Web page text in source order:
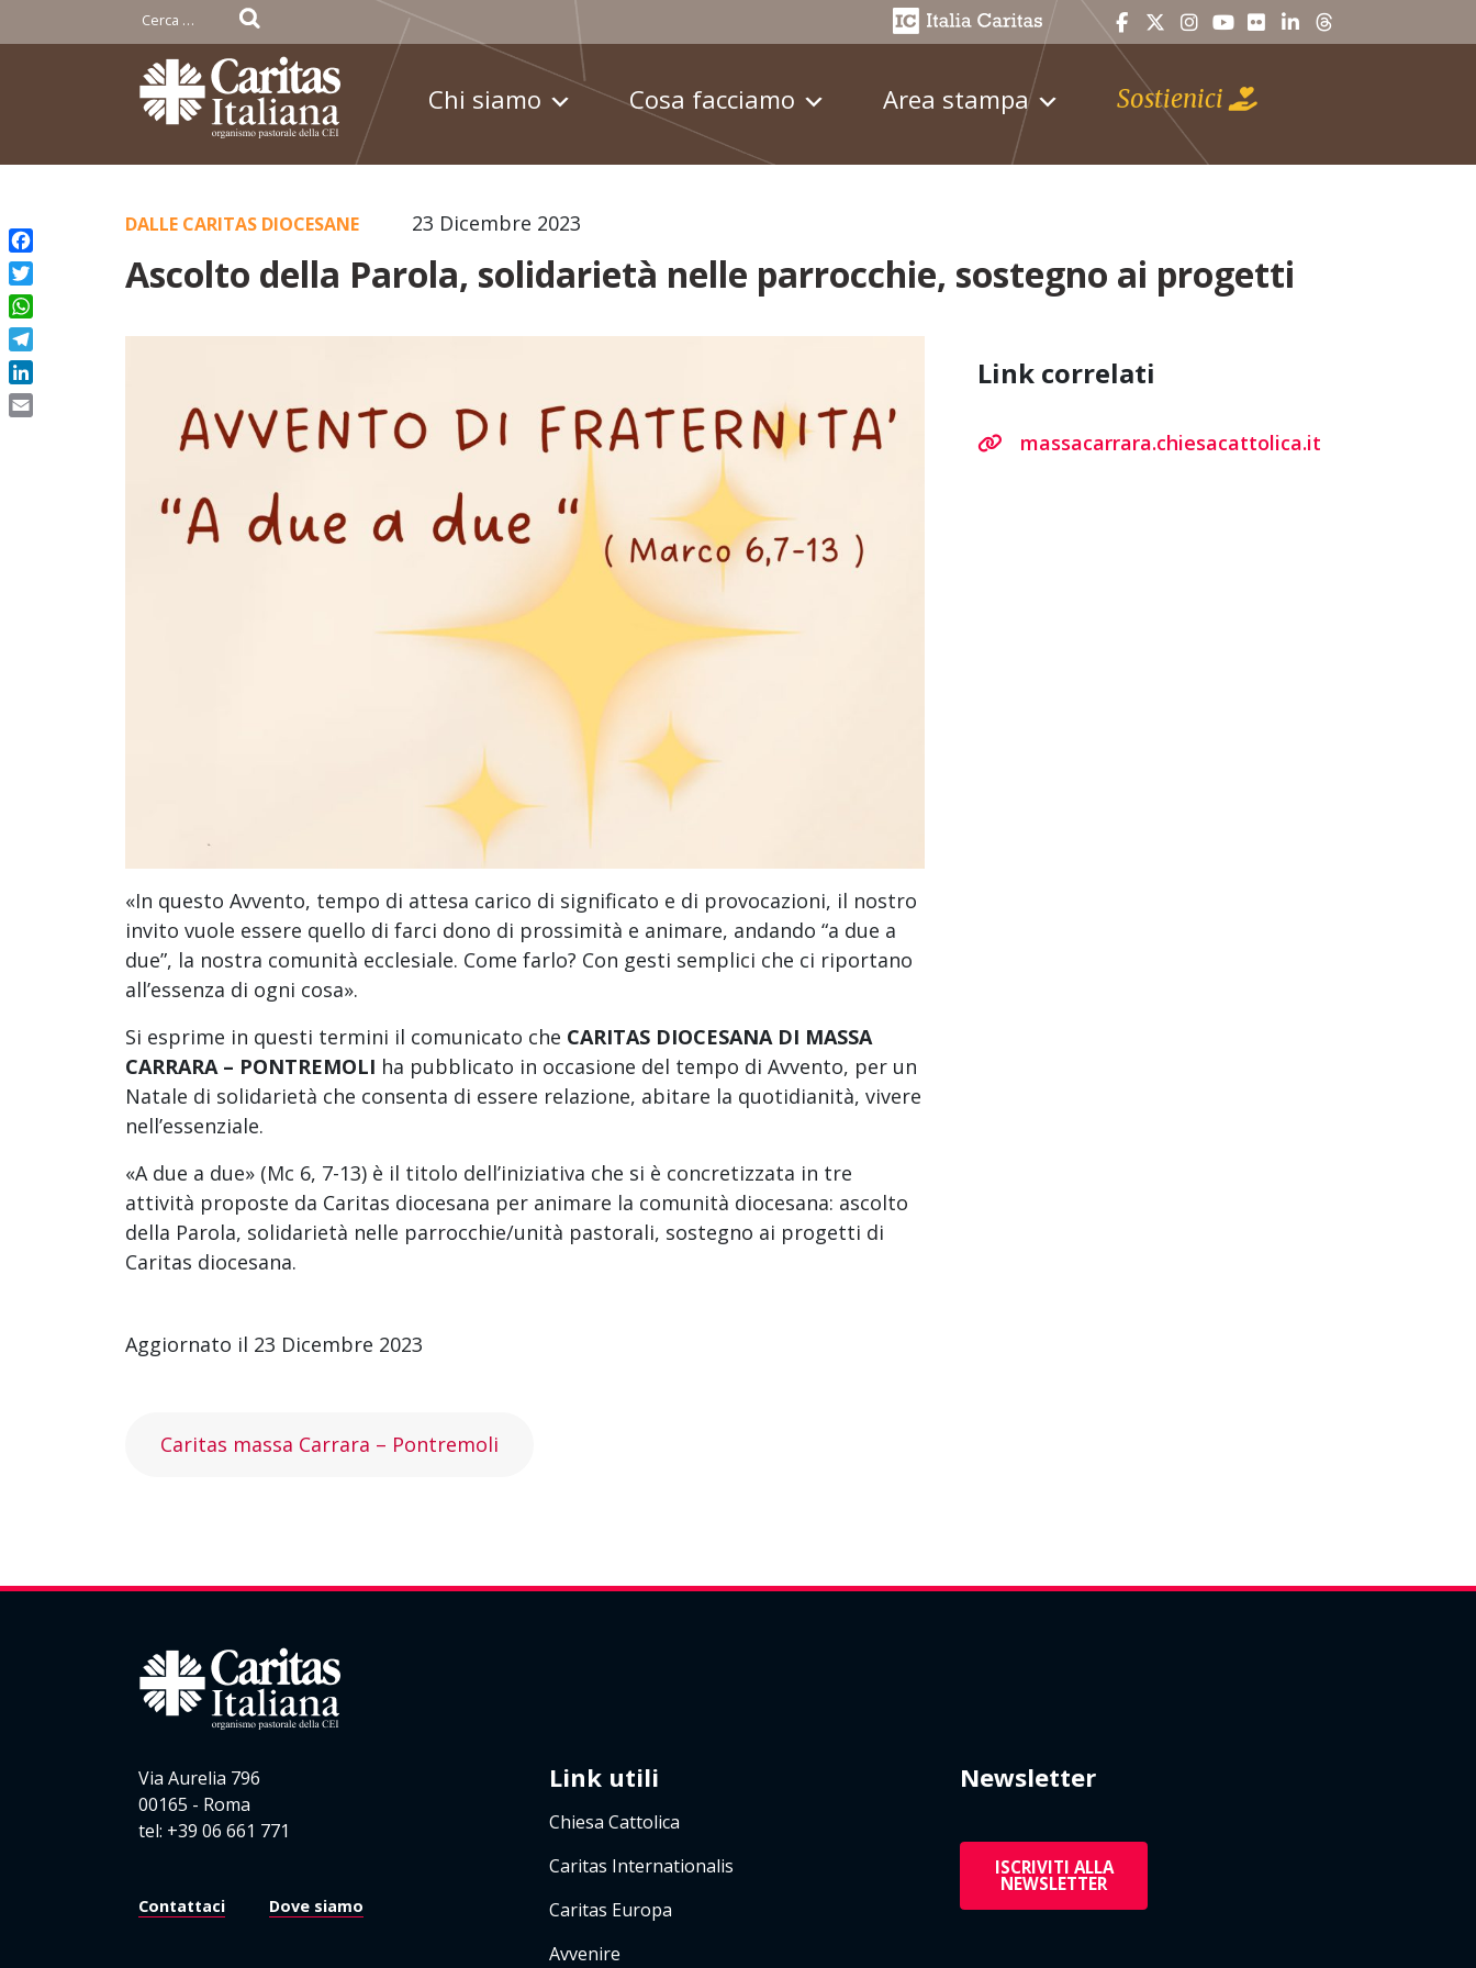
Skip
to
content
Ricerca
per:
Chi siamo Cosa facciamo Area stampa Sostienici
23 Dicembre 2023
DALLE CARITAS DIOCESANE
Ascolto della Parola, solidarietà nelle parrocchie, sostegno ai progetti
«In questo Avvento, tempo di attesa carico di significato e di provocazioni, il nostro
invito vuole essere quello di farci dono di prossimità e animare, andando “a due a
due”, la nostra comunità ecclesiale. Come farlo? Con gesti semplici che ci riportano
all’essenza di ogni cosa».
Si esprime in questi termini il comunicato che CARITAS DIOCESANA DI MASSA
CARRARA – PONTREMOLI ha pubblicato in occasione del tempo di Avvento, per un
Natale di solidarietà che consenta di essere relazione, abitare la quotidianità, vivere
nell’essenziale.
«A due a due» (Mc 6, 7-13) è il titolo dell’iniziativa che si è concretizzata in tre
attività proposte da Caritas diocesana per animare la comunità diocesana: ascolto
della Parola, solidarietà nelle parrocchie/unità pastorali, sostegno ai progetti di
Caritas diocesana.
Aggiornato il 23 Dicembre 2023
Caritas massa Carrara – Pontremoli
Link correlati
massacarrara.chiesacattolica.it
Via Aurelia 796
00165 - Roma
tel: +39 06 661 771
Contattaci Dove siamo
Link utili
Chiesa Cattolica
Caritas Internationalis
Caritas Europa
Avvenire
Newsletter
ISCRIVITI ALLA
NEWSLETTER
Facebook
Twitter
WhatsApp
Telegram
LinkedIn